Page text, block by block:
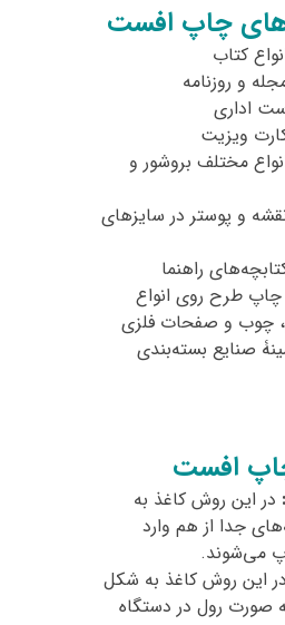
چاپ افست
کتاب
و روزنامه
اداری
ویزیت
مختلف بروشور و
و پوستر در سایزهای
راهنما
چاپ طرح روی انواع
چوب و صفحات فلزی
صنایع بسته‌بندی
افست
در این روش کاغذ به
جدا از هم وارد
می‌شوند.
در این روش کاغذ به شکل
صورت رول در دستگاه